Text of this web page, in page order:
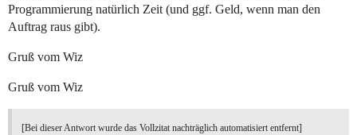
Programmierung natürlich Zeit (und ggf. Geld, wenn man den
Auftrag raus gibt).
Gruß vom Wiz
Gruß vom Wiz
[Bei dieser Antwort wurde das Vollzitat nachträglich automatisiert entfernt]